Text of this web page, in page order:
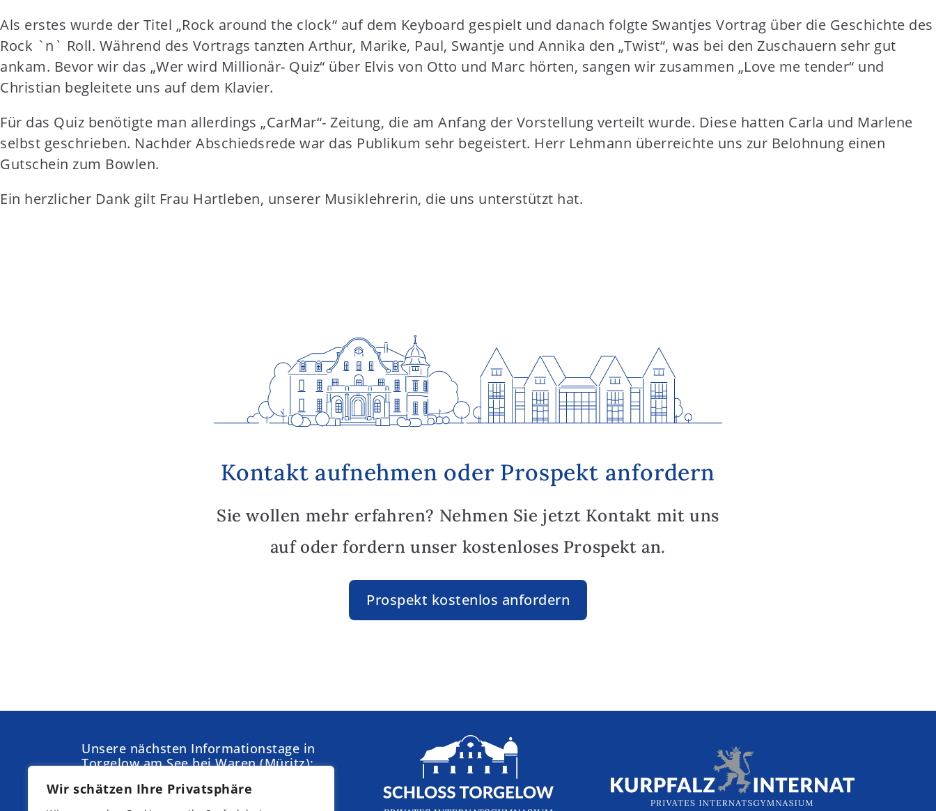
Wir schätzen Ihre Privatsphäre
Als erstes wurde der Titel „Rock around the clock“ auf dem Keyboard gespielt und danach folgte Swantjes Vortrag über die Geschichte des
Rock `n` Roll. Während des Vortrags tanzten Arthur, Marike, Paul, Swantje und Annika den „Twist“, was bei den Zuschauern sehr gut
ankam. Bevor wir das „Wer wird Millionär- Quiz“ über Elvis von Otto und Marc hörten, sangen wir zusammen „Love me tender“ und
Christian begleitete uns auf dem Klavier.
Für das Quiz benötigte man allerdings „CarMar“- Zeitung, die am Anfang der Vorstellung verteilt wurde. Diese hatten Carla und Marlene
selbst geschrieben. Nachder Abschiedsrede war das Publikum sehr begeistert. Herr Lehmann überreichte uns zur Belohnung einen
Gutschein zum Bowlen.
Ein herzlicher Dank gilt Frau Hartleben, unserer Musiklehrerin, die uns unterstützt hat.
Kontakt aufnehmen oder Prospekt anfordern
Sie wollen mehr erfahren? Nehmen Sie jetzt Kontakt mit uns
auf oder fordern unser kostenloses Prospekt an.
Prospekt kostenlos anfordern
Unsere nächsten Informationstage in
Torgelow am See bei Waren (Müritz):
Samstag,
Sonntag,